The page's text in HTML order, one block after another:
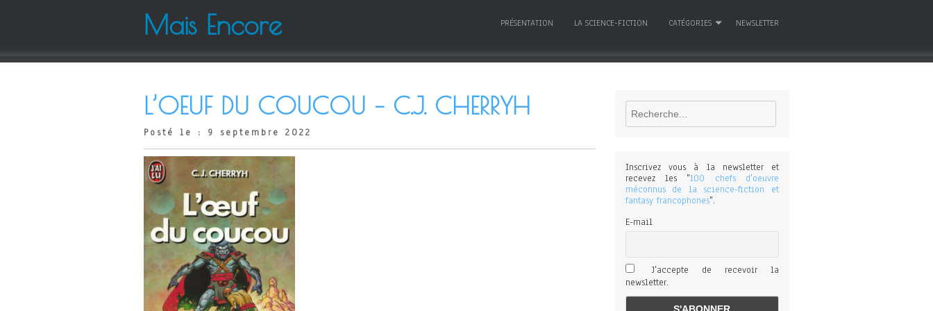
Mais Encore PRÉSENTATION LA SCIENCE-FICTION CATÉGORIES NEWSLETTER
L’OEUF DU COUCOU – C.J. CHERRYH
Posté le : 9 septembre 2022
Rechercher
Inscrivez vous à la newsletter et
recevez les "100 chefs d'oeuvre
méconnus de la science-fiction et
fantasy francophones".
E-mail
J'accepte de recevoir la
newsletter.